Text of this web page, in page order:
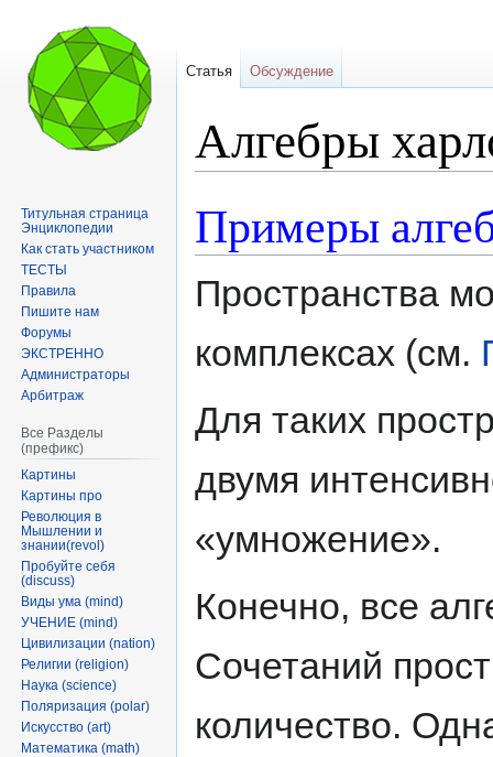
Алгебры
навигации
поиску
Примеры
Пространства
комплексах (см.
Для таких
двумя
«умножение».
Конечно, все
Сочетаний
количество.
Статья Обсуждение
Титульная страница
Энциклопедии
Как стать участником
ТЕСТЫ
Правила
Пишите нам
Форумы
ЭКСТРЕННО
Администраторы
Арбитраж
Все Разделы
(префикс)
Картины
Картины про
Революция в
Мышлении и
знании(revol)
Пробуйте себя
(discuss)
Виды ума (mind)
УЧЕНИЕ (mind)
Цивилизации (nation)
Религии (religion)
Наука (science)
Поляризация (polar)
Искусство (art)
Математика (math)